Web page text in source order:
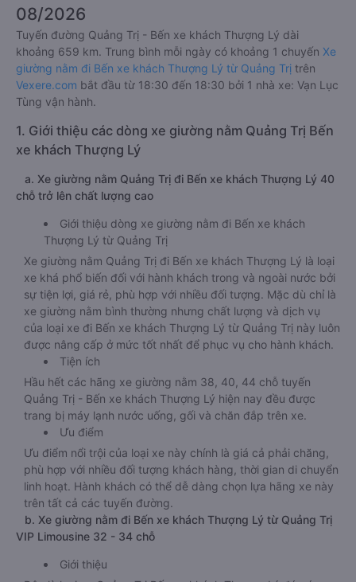
08/2026
Tuyến đường Quảng Trị - Bến xe khách Thượng Lý dài
khoảng 659 km. Trung bình mỗi ngày có khoảng 1 chuyến Xe
giường nằm đi Bến xe khách Thượng Lý từ Quảng Trị trên
Vexere.com bắt đầu từ 18:30 đến 18:30 bởi 1 nhà xe: Vạn Lục
Tùng vận hành.
1. Giới thiệu các dòng xe giường nằm Quảng Trị Bến
xe khách Thượng Lý
a. Xe giường nằm Quảng Trị đi Bến xe khách Thượng Lý 40
chỗ trở lên chất lượng cao
Giới thiệu dòng xe giường nằm đi Bến xe khách
Thượng Lý từ Quảng Trị
Xe giường nằm Quảng Trị đi Bến xe khách Thượng Lý là loại
xe khá phổ biến đối với hành khách trong và ngoài nước bởi
sự tiện lợi, giá rẻ, phù hợp với nhiều đối tượng. Mặc dù chỉ là
xe giường nằm bình thường nhưng chất lượng và dịch vụ
của loại xe đi Bến xe khách Thượng Lý từ Quảng Trị này luôn
được nâng cấp ở mức tốt nhất để phục vụ cho hành khách.
Tiện ích
Hầu hết các hãng xe giường nằm 38, 40, 44 chỗ tuyến
Quảng Trị - Bến xe khách Thượng Lý hiện nay đều được
trang bị máy lạnh nước uống, gối và chăn đắp trên xe.
Ưu điểm
Ưu điểm nổi trội của loại xe này chính là giá cả phải chăng,
phù hợp với nhiều đối tượng khách hàng, thời gian di chuyển
linh hoạt. Hành khách có thể dễ dàng chọn lựa hãng xe này
trên tất cả các tuyến đường.
b. Xe giường nằm đi Bến xe khách Thượng Lý từ Quảng Trị
VIP Limousine 32 - 34 chỗ
Giới thiệu